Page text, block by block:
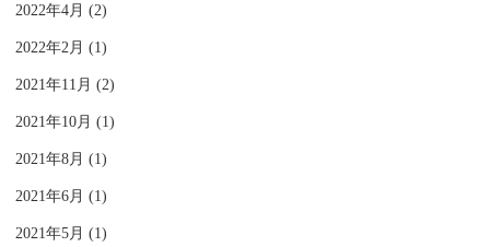
2022年4月 (2)
2022年2月 (1)
2021年11月 (2)
2021年10月 (1)
2021年8月 (1)
2021年6月 (1)
2021年5月 (1)